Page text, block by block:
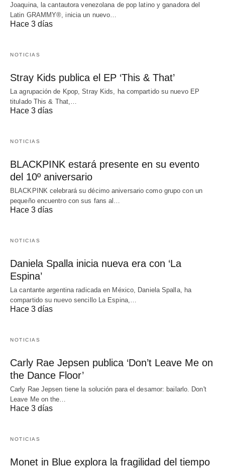
Joaquina, la cantautora venezolana de pop latino y ganadora del
Latin GRAMMY®, inicia un nuevo…
Hace 3 días
NOTICIAS
Stray Kids publica el EP ‘This & That’
La agrupación de Kpop, Stray Kids, ha compartido su nuevo EP
titulado This & That,…
Hace 3 días
NOTICIAS
BLACKPINK estará presente en su evento
del 10º aniversario
BLACKPINK celebrará su décimo aniversario como grupo con un
pequeño encuentro con sus fans al…
Hace 3 días
NOTICIAS
Daniela Spalla inicia nueva era con ‘La
Espina’
La cantante argentina radicada en México, Daniela Spalla, ha
compartido su nuevo sencillo La Espina,…
Hace 3 días
NOTICIAS
Carly Rae Jepsen publica ‘Don’t Leave Me on
the Dance Floor’
Carly Rae Jepsen tiene la solución para el desamor: bailarlo. Don't
Leave Me on the…
Hace 3 días
NOTICIAS
Monet in Blue explora la fragilidad del tiempo